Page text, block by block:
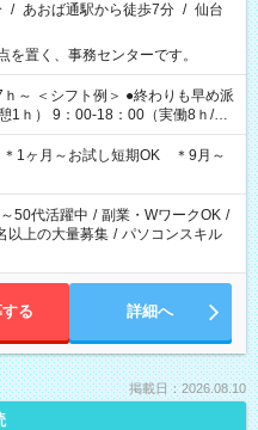
/ あおば通駅から徒歩7分 / 仙台
を置く、事務センターです。
早め派
1ｈ） 9：00-18：00（実働8ｈ/休
1ｈ） ●朝ゆっくり派
1ｈ） 12：00-20：00（実働7ｈ/
働8ｈ/休憩1ｈ） 13：00-22：
ｈ/休憩1ｈ） ＊時間帯固定OK
1ヶ月～お試し短期OK ＊9月～
50代活躍中 / 副業・WワークOK /
以上の大量募集 / パソコンスキル
る 詳細へ
掲載日：2026.08.10